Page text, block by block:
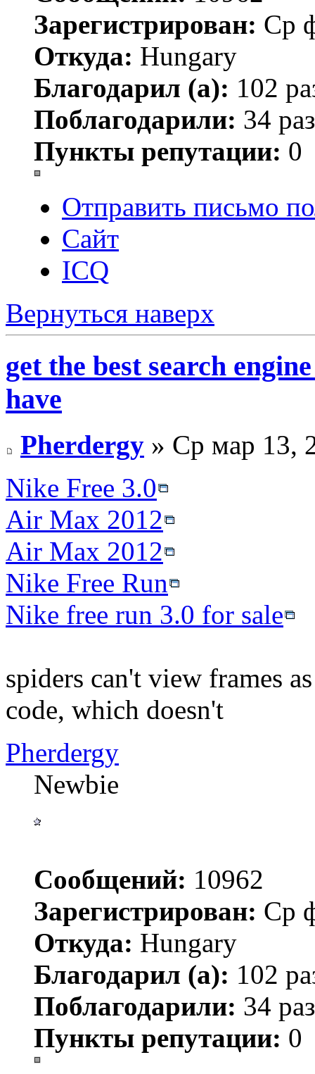
Зарегистрирован: Ср
Откуда: Hungary
Благодарил (а): 102
Поблагодарили: 34
Пункты репутации: 0
Отправить письмо
Сайт
ICQ
Вернуться наверх
get the best search
have
Pherdergy » Ср мар 13,
Nike Free 3.0
Air Max 2012
Air Max 2012
Nike Free Run
Nike free run 3.0 for sale
spiders can't view frames
code, which doesn't
Pherdergy
Newbie
Сообщений: 10962
Зарегистрирован: Ср
Откуда: Hungary
Благодарил (а): 102
Поблагодарили: 34
Пункты репутации: 0